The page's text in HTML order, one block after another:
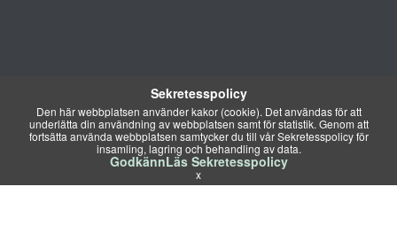
Sekretesspolicy
Den här webbplatsen använder kakor (cookie). Det användas för att
underlätta din användning av webbplatsen samt för statistik. Genom att
fortsätta använda webbplatsen samtycker du till vår Sekretesspolicy för
insamling, lagring och behandling av data.
GodkännLäs Sekretesspolicy
x